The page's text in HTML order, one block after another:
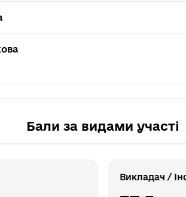
Бали за видами участі
Викладач /